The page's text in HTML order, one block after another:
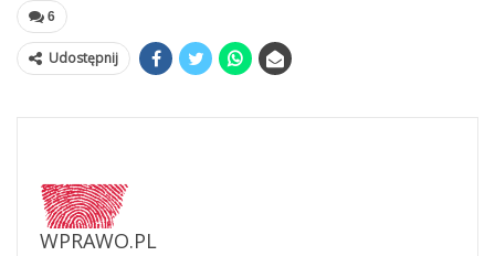
6
Udostępnij
WPRAWO.PL